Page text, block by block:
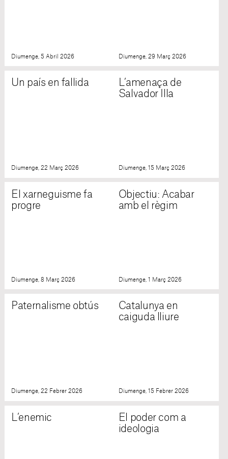
Diumenge, 5 Abril 2026 Diumenge, 29 Març 2026
Un país en fallida
Diumenge, 22 Març 2026
L’amenaça de
Salvador Illa
Diumenge, 15 Març 2026
El xarneguisme fa
progre
Diumenge, 8 Març 2026
Objectiu: Acabar
amb el règim
Diumenge, 1 Març 2026
Paternalisme obtús
Diumenge, 22 Febrer 2026
Catalunya en
caiguda lliure
Diumenge, 15 Febrer 2026
L’enemic
El poder com a
ideologia